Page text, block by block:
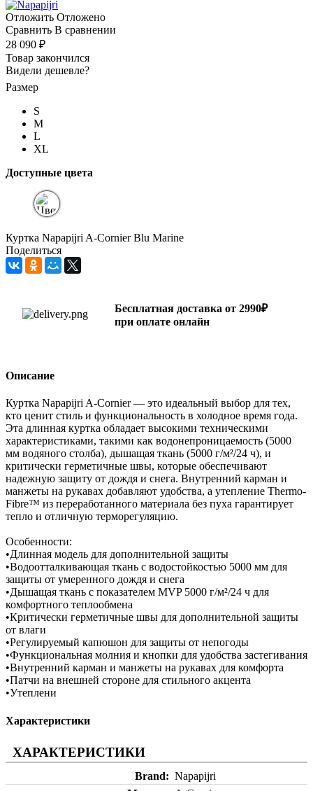
Отложить Отложено
Сравнить В сравнении
28 090 ₽
Товар закончился
Видели дешевле?
Размер
S
M
L
XL
Доступные цвета
Куртка Napapijri A-Cornier Blu Marine
Поделиться
Бесплатная доставка от 2990₽
при оплате онлайн
Описание
Куртка Napapijri A-Cornier — это идеальный выбор для тех,
кто ценит стиль и функциональность в холодное время года.
Эта длинная куртка обладает высокими техническими
характеристиками, такими как водонепроницаемость (5000
мм водяного столба), дышащая ткань (5000 г/м²/24 ч), и
критически герметичные швы, которые обеспечивают
надежную защиту от дождя и снега. Внутренний карман и
манжеты на рукавах добавляют удобства, а утепление Thermo-
Fibre™ из переработанного материала без пуха гарантирует
тепло и отличную терморегуляцию.
Особенности:
•Длинная модель для дополнительной защиты
•Водоотталкивающая ткань с водостойкостью 5000 мм для
защиты от умеренного дождя и снега
•Дышащая ткань с показателем MVP 5000 г/м²/24 ч для
комфортного теплообмена
•Критически герметичные швы для дополнительной защиты
от влаги
•Регулируемый капюшон для защиты от непогоды
•Функциональная молния и кнопки для удобства застегивания
•Внутренний карман и манжеты на рукавах для комфорта
•Патчи на внешней стороне для стильного акцента
•Утеплени
Характеристики
ХАРАКТЕРИСТИКИ
Brand
Napapijri